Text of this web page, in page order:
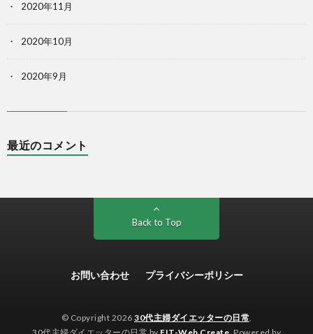
2020年11月
2020年10月
2020年9月
最近のコメント
Back to Top
お問い合わせ プライバシーポリシー
© Copyright 2026 30代主婦ダイエッターの日常.